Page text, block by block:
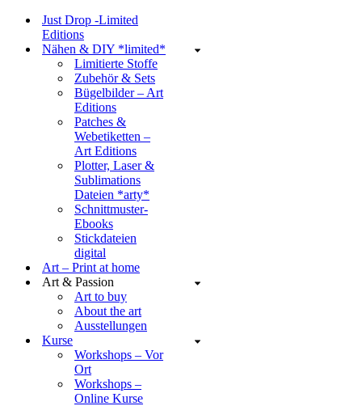
Just Drop -Limited
Editions
Nähen & DIY *limited*
Limitierte Stoffe
Zubehör & Sets
Bügelbilder – Art
Editions
Patches &
Webetiketten –
Art Editions
Plotter, Laser &
Sublimations
Dateien *arty*
Schnittmuster-
Ebooks
Stickdateien
digital
Art – Print at home
Art & Passion
Art to buy
About the art
Ausstellungen
Kurse
Workshops – Vor
Ort
Workshops –
Online Kurse